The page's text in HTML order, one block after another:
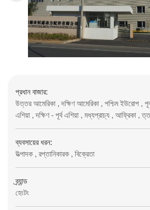
প্রধান বাজার:
উত্তর আমেরিকা , দক্ষিণ আমেরিকা , পশ্চিম ইউরোপ ,
এশিয়া , দক্ষিণ - পূর্ব এশিয়া , মধ্যপ্রাচ্য , আফ্রিকা ,
ব্যবসায়ের ধরন:
উত্পাদক , রপ্তানিকারক , বিক্রেতা
ব্র্যান্ড
হেংটং